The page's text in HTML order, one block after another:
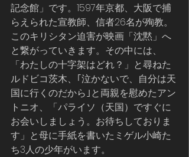
記念館」です。1597年京都、大阪で捕
らえられた宣教師、信者26名が殉教。
このキリシタン迫害が映画「沈黙」へ
と繋がっていきます。その中には、
「わたしの十字架はどれ？」と尋ねた
ルドビコ茨木、｢泣かないで、自分は天
国に行くのだから｣と両親を慰めたアン
トニオ、「パライソ（天国）ですぐに
お会いしましょう。お待ちしておりま
す」と母に手紙を書いたミゲル小崎た
ち3人の少年がいます。